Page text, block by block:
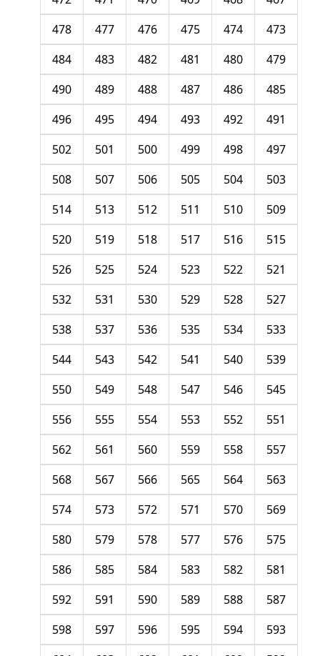
473
474
475
476
477
478
479
480
481
482
483
484
485
486
487
488
489
490
491
492
493
494
495
496
497
498
499
500
501
502
503
504
505
506
507
508
509
510
511
512
513
514
515
516
517
518
519
520
521
522
523
524
525
526
527
528
529
530
531
532
533
534
535
536
537
538
539
540
541
542
543
544
545
546
547
548
549
550
551
552
553
554
555
556
557
558
559
560
561
562
563
564
565
566
567
568
569
570
571
572
573
574
575
576
577
578
579
580
581
582
583
584
585
586
587
588
589
590
591
592
593
594
595
596
597
598